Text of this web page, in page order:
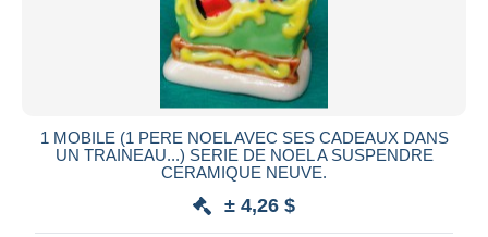
1 MOBILE (1 PERE NOEL AVEC SES CADEAUX DANS
UN TRAINEAU...) SERIE DE NOEL A SUSPENDRE
CERAMIQUE NEUVE.
± 4,26 $